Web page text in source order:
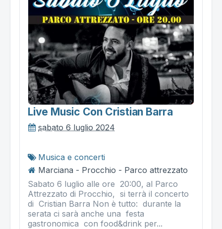
Live Music Con Cristian Barra
sabato 6 luglio 2024
Musica e concerti
Marciana - Procchio - Parco attrezzato
Sabato 6 luglio alle ore 20:00, al Parco
Attrezzato di Procchio, si terrà il concerto
di Cristian Barra Non è tutto: durante la
serata ci sarà anche una festa
gastronomica con food&drink per...